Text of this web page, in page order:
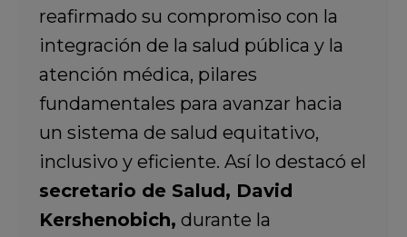
reafirmado su compromiso con la
integración de la salud pública y la
atención médica, pilares
fundamentales para avanzar hacia
un sistema de salud equitativo,
inclusivo y eficiente. Así lo destacó el
secretario de Salud, David
Kershenobich, durante la